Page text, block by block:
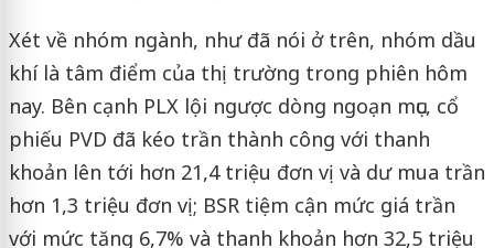
Xét về nhóm ngành, như đã nói ở trên, nhóm dầu
khí là tâm điểm của thị trường trong phiên hôm
nay. Bên cạnh PLX lội ngược dòng ngoạn mục, cổ
phiếu PVD đã kéo trần thành công với thanh
khoản lên tới hơn 21,4 triệu đơn vị và dư mua trần
hơn 1,3 triệu đơn vị; BSR tiệm cận mức giá trần
với mức tăng 6,7% và thanh khoản hơn 32,5 triệu